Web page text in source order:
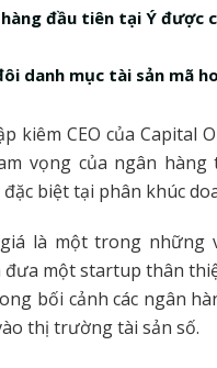
đầu tiên tại Ý được
danh mục tài sản mã
kiêm CEO của Capital
vọng của ngân hàng
biệt tại phân khúc
là một trong những
một startup thân
bối cảnh các ngân
thị trường tài sản số.